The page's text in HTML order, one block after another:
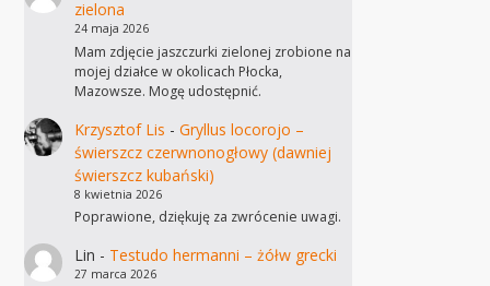
zielona
24 maja 2026
Mam zdjęcie jaszczurki zielonej zrobione na
mojej działce w okolicach Płocka,
Mazowsze. Mogę udostępnić.
Krzysztof Lis - Gryllus locorojo –
świerszcz czerwnonogłowy (dawniej
świerszcz kubański)
8 kwietnia 2026
Poprawione, dziękuję za zwrócenie uwagi.
Lin - Testudo hermanni – żółw grecki
27 marca 2026